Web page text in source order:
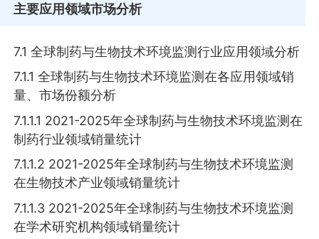
主要应用领域市场分析
7.1 全球制药与生物技术环境监测行业应用领域分析
7.1.1 全球制药与生物技术环境监测在各应用领域销
量、市场份额分析
7.1.1.1 2021-2025年全球制药与生物技术环境监测在
制药行业领域销量统计
7.1.1.2 2021-2025年全球制药与生物技术环境监测
在生物技术产业领域销量统计
7.1.1.3 2021-2025年全球制药与生物技术环境监测
在学术研究机构领域销量统计